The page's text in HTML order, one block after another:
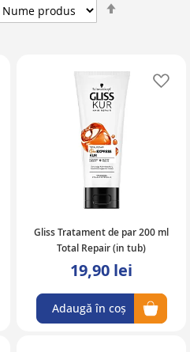
Adaugă în lista de favorite
Gliss Tratament de par 200 ml
Total Repair (in tub)
19,90 lei
Adaugă în coș